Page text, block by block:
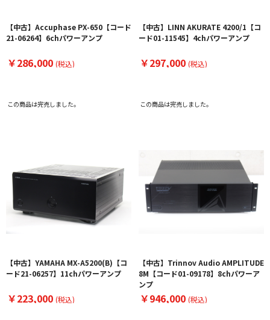
【中古】Accuphase PX-650【コード
21-06264】6chパワーアンプ
￥286,000 (税込)
この商品は完売しました。
【中古】LINN AKURATE 4200/1【コ
ード01-11545】4chパワーアンプ
￥297,000 (税込)
この商品は完売しました。
【中古】YAMAHA MX-A5200(B)【コ
ード21-06257】11chパワーアンプ
￥223,000 (税込)
【中古】Trinnov Audio AMPLITUDE
8M【コード01-09178】8chパワーア
ンプ
￥946,000 (税込)